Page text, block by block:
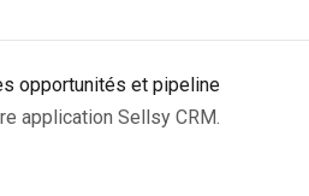
opportunités et pipeline
application Sellsy CRM.